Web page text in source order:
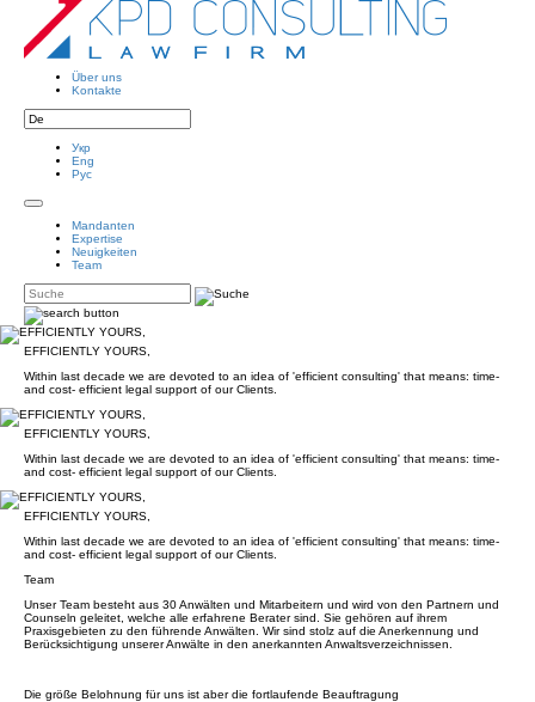
Über uns
Kontakte
Укр
Eng
Рус
Mandanten
Expertise
Neuigkeiten
Team
EFFICIENTLY YOURS,
Within last decade we are devoted to an idea of 'efficient consulting' that means: time-
and cost- efficient legal support of our Clients.
EFFICIENTLY YOURS,
Within last decade we are devoted to an idea of 'efficient consulting' that means: time-
and cost- efficient legal support of our Clients.
EFFICIENTLY YOURS,
Within last decade we are devoted to an idea of 'efficient consulting' that means: time-
and cost- efficient legal support of our Clients.
Team
Unser Team besteht aus 30 Anwälten und Mitarbeitern und wird von den Partnern und
Counseln geleitet, welche alle erfahrene Berater sind. Sie gehören auf ihrem
Praxisgebieten zu den führende Anwälten. Wir sind stolz auf die Anerkennung und
Berücksichtigung unserer Anwälte in den anerkannten Anwaltsverzeichnissen.
Die größe Belohnung für uns ist aber die fortlaufende Beauftragung